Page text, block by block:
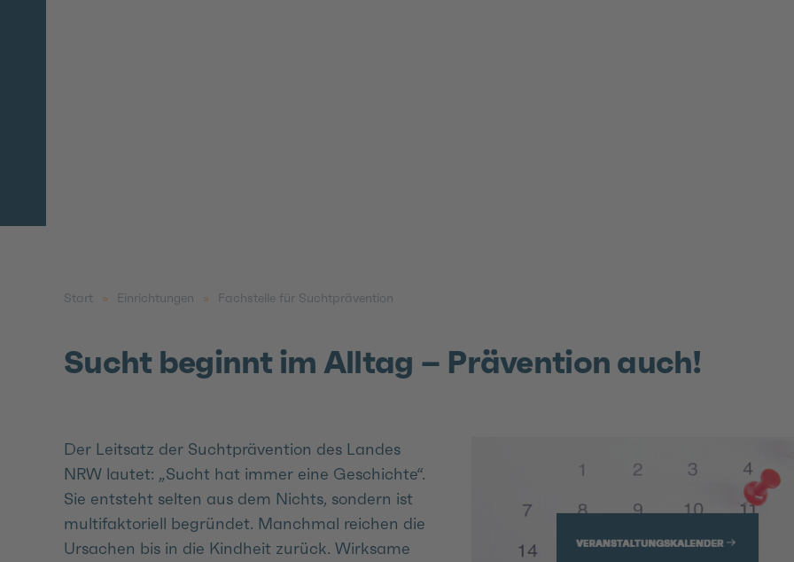
Start Einrichtungen Fachstelle für Suchtprävention
Sucht beginnt im Alltag – Prävention auch!
Der Leitsatz der Suchtprävention des Landes
NRW lautet: „Sucht hat immer eine Geschichte“.
Sie entsteht selten aus dem Nichts, sondern ist
multifaktoriell begründet. Manchmal reichen die
Ursachen bis in die Kindheit zurück. Wirksame